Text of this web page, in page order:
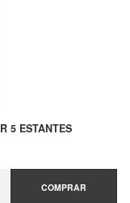
5 ESTANTES
COMPRAR